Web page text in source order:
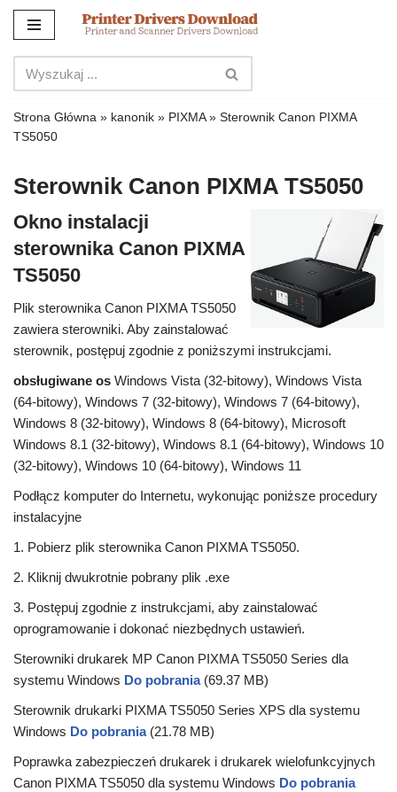
do
treści
Strona Główna » kanonik » PIXMA» Sterownik Canon PIXMA
TS5050
Sterownik Canon PIXMA TS5050
Okno instalacji
sterownika Canon PIXMA
TS5050
Plik sterownika Canon PIXMA TS5050
zawiera sterowniki. Aby zainstalować
sterownik, postępuj zgodnie z poniższymi instrukcjami.
obsługiwane os Windows Vista (32-bitowy), Windows Vista
(64-bitowy), Windows 7 (32-bitowy), Windows 7 (64-bitowy),
Windows 8 (32-bitowy), Windows 8 (64-bitowy), Microsoft
Windows 8.1 (32-bitowy), Windows 8.1 (64-bitowy), Windows 10
(32-bitowy), Windows 10 (64-bitowy), Windows 11
Podłącz komputer do Internetu, wykonując poniższe procedury
instalacyjne
1. Pobierz plik sterownika Canon PIXMA TS5050.
2. Kliknij dwukrotnie pobrany plik .exe
3. Postępuj zgodnie z instrukcjami, aby zainstalować
oprogramowanie i dokonać niezbędnych ustawień.
Sterowniki drukarek MP Canon PIXMA TS5050 Series dla
systemu Windows Do pobrania (69.37 MB)
Sterownik drukarki PIXMA TS5050 Series XPS dla systemu
Windows Do pobrania (21.78 MB)
Poprawka zabezpieczeń drukarek i drukarek wielofunkcyjnych
Canon PIXMA TS5050 dla systemu Windows Do pobrania